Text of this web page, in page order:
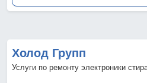
Холод Групп
Услуги по ремонту электроники